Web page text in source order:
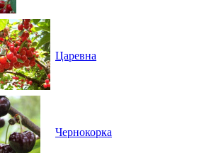
Царевна
Чернокорка